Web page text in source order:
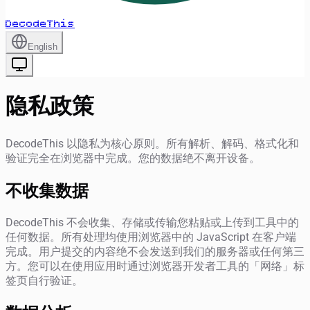
DecodeThis
English
隐私政策
DecodeThis 以隐私为核心原则。所有解析、解码、格式化和
验证完全在浏览器中完成。您的数据绝不离开设备。
不收集数据
DecodeThis 不会收集、存储或传输您粘贴或上传到工具中的
任何数据。所有处理均使用浏览器中的 JavaScript 在客户端
完成。用户提交的内容绝不会发送到我们的服务器或任何第三
方。您可以在使用应用时通过浏览器开发者工具的「网络」标
签页自行验证。